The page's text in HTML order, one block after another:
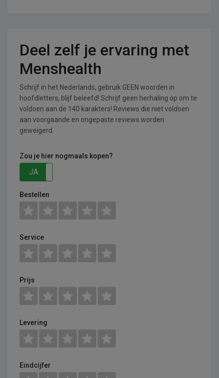
Deel zelf je ervaring met
Menshealth
Schrijf in het Nederlands, gebruik GEEN woorden in
hoofdletters, blijf beleefd! Schrijf geen herhaling op om te
voldoen aan de 140 karakters! Reviews die niet voldoen
aan voorgaande en ongepaste reviews worden
geweigerd.
Zou je hier nogmaals kopen?
JA
Bestellen
Service
Prijs
Levering
Eindcijfer